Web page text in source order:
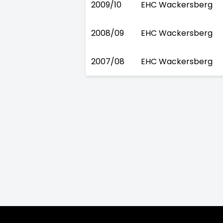
2009/10 EHC Wackersberg
2008/09 EHC Wackersberg
2007/08 EHC Wackersberg